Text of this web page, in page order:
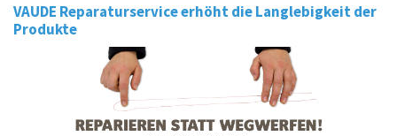
VAUDE Reparaturservice erhöht die Langlebigkeit der
Produkte